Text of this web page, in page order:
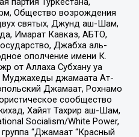
Общество возрождения
святых, Джунд аш-Шам,
Имарат Кавказ, АБТО,
Джабха аль-
ополчение имени К.
от Аллаха Субхану уа
Муджахеды джамаата Ат-
Джамаат, Рохнамо
сообщество
Хайят Тахрир аш-Шам,
Socialism/White Power,
“Джамаат “Красный